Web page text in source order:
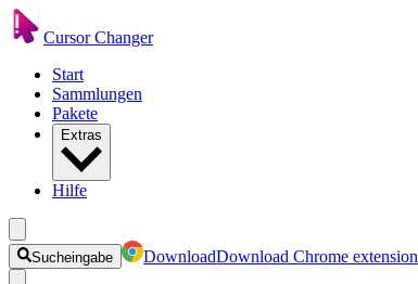
Cursor Changer
Start
Sammlungen
Pakete
Extras
Hilfe
Sucheingabe DownloadDownload Chrome extension